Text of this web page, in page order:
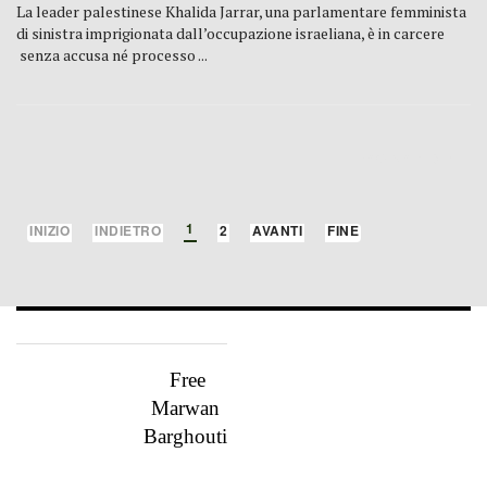
La leader palestinese Khalida Jarrar, una parlamentare femminista
di sinistra imprigionata dall’occupazione israeliana, è in carcere
senza accusa né processo ...
INIZIO INDIETRO 1 2 AVANTI FINE
Free
Marwan
Barghouti